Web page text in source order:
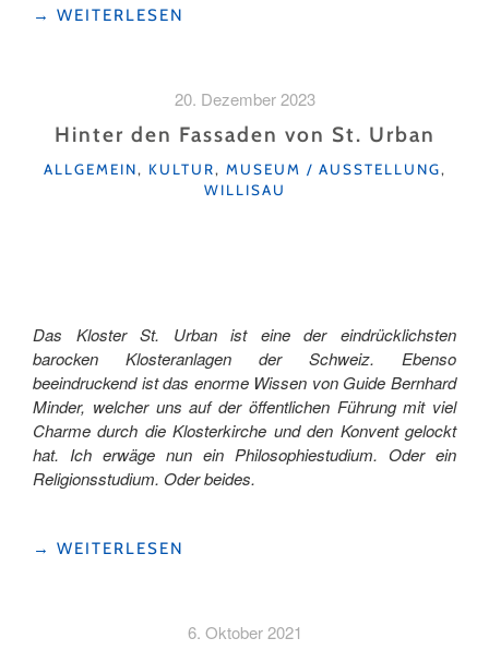
"DER
NARRTE
SAGENHAFTES
→ WEITERLESEN
20. Dezember 2023
Hinter den Fassaden von St. Urban
KATEGORIEN
ALLGEMEIN, KULTUR, MUSEUM / AUSSTELLUNG,
WILLISAU
Das Kloster St. Urban ist eine der eindrücklichsten
barocken Klosteranlagen der Schweiz. Ebenso
beeindruckend ist das enorme Wissen von Guide Bernhard
Minder, welcher uns auf der öffentlichen Führung mit viel
Charme durch die Klosterkirche und den Konvent gelockt
hat. Ich erwäge nun ein Philosophiestudium. Oder ein
Religionsstudium. Oder beides.
"HINTER
→ WEITERLESEN
6. Oktober 2021